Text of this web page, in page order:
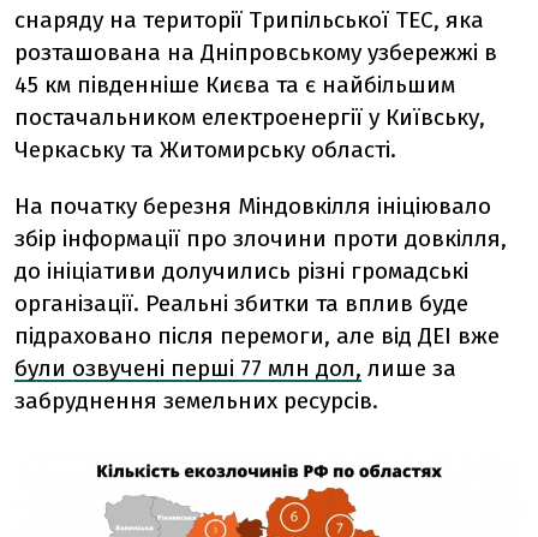
снаряду на території Трипільської ТЕС, яка
розташована на Дніпровському узбережжі в
45 км південніше Києва та є найбільшим
постачальником електроенергії у Київську,
Черкаську та Житомирську області.
На початку березня Міндовкілля ініціювало
збір інформації про злочини проти довкілля,
до ініціативи долучились різні громадські
організації. Реальні збитки та вплив буде
підраховано після перемоги, але від ДЕІ вже
були озвучені перші 77 млн дол, лише за
забруднення земельних ресурсів.